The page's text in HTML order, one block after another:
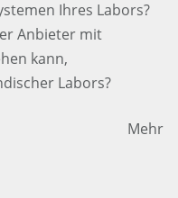
Ihres Labors?
Anbieter mit
kann,
Labors?
Mehr